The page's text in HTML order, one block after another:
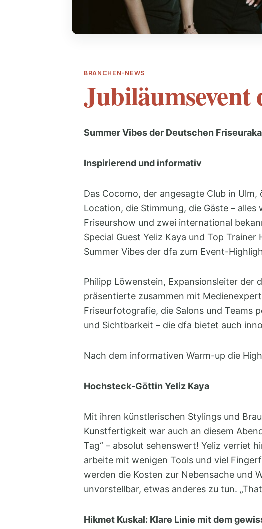
BRANCHEN-NEWS
Summer Vibes der Deutschen
Inspirierend und informativ
Das Cocomo, der angesagte Club in
Location, die Stimmung, die Gäste –
Friseurshow und zwei international
Special Guest Yeliz Kaya und Top
Summer Vibes der dfa zum Event-
Philipp Löwenstein, Expansionsleiter der
präsentierte zusammen mit
Friseurfotografie, die Salons und Teams
und Sichtbarkeit – die dfa bietet auch
Nach dem informativen Warm-up die
Hochsteck-Göttin Yeliz Kaya
Mit ihren künstlerischen Stylings und
Kunstfertigkeit war auch an diesem
Tag“ – absolut sehenswert! Yeliz verriet
arbeite mit wenigen Tools und viel
werden die Kosten zur Nebensache und
unvorstellbar, etwas anderes zu tun.
Hikmet Kuskal: Klare Linie mit dem